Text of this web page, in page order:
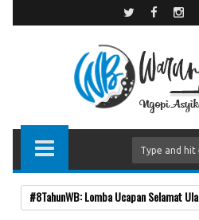
#8TahunWB: Lomba Ucapan Selamat